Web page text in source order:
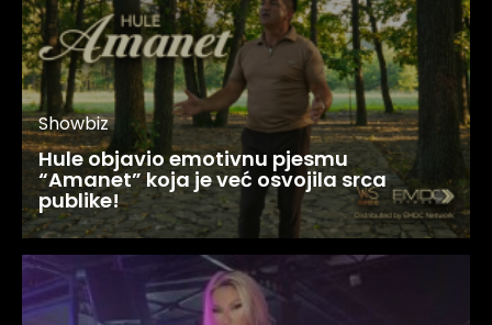
Showbiz
Hule objavio emotivnu pjesmu
“Amanet” koja je već osvojila srca
publike!